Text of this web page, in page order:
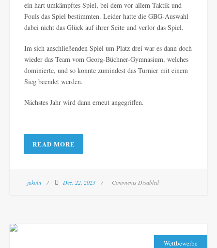
ein hart umkämpftes Spiel, bei dem vor allem Taktik und
Fouls das Spiel bestimmten. Leider hatte die GBG-Auswahl
dabei nicht das Glück auf ihrer Seite und verlor das Spiel.
Im sich anschließenden Spiel um Platz drei war es dann doch
wieder das Team vom Georg-Büchner-Gymnasium, welches
dominierte, und so konnte zumindest das Turnier mit einem
Sieg beendet werden.
Nächstes Jahr wird dann erneut angegriffen.
READ MORE
jakobi Dez. 22, 2023 Comments Disabled
Wettbewerbe